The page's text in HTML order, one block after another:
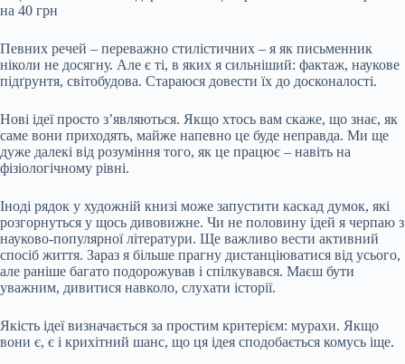
на 40 грн
Певних речей – переважно стилістичних – я як письменник
ніколи не досягну. Але є ті, в яких я сильніший: фактаж, наукове
підґрунтя, світобудова. Стараюся довести їх до досконалості.
Нові ідеї просто зʼявляються. Якщо хтось вам скаже, що знає, як
саме вони приходять, майже напевно це буде неправда. Ми ще
дуже далекі від розуміння того, як це працює – навіть на
фізіологічному рівні.
Іноді рядок у художній книзі може запустити каскад думок, які
розгорнуться у щось дивовижне. Чи не половину ідей я черпаю з
науково‐популярної літератури. Ще важливо вести активний
спосіб життя. Зараз я більше прагну дистанціюватися від усього,
але раніше багато подорожував і спілкувався. Маєш бути
уважним, дивитися навколо, слухати історії.
Якість ідеї визначається за простим критерієм: мурахи. Якщо
вони є, є і крихітний шанс, що ця ідея сподобається комусь іще.